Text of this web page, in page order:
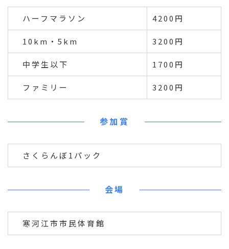
ハーフマラソン 4200円
10km・5km 3200円
中学生以下 1700円
ファミリー 3200円
参加賞
さくらんぼ1パック
会場
寒河江市市民体育館